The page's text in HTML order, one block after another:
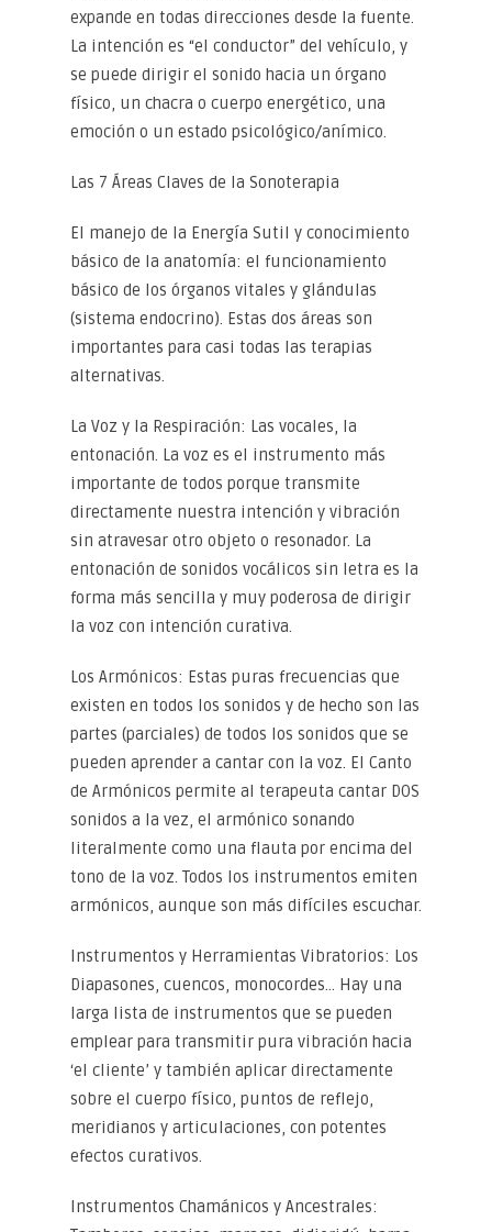
expande en todas direcciones desde la fuente.
La intención es “el conductor” del vehículo, y
se puede dirigir el sonido hacia un órgano
físico, un chacra o cuerpo energético, una
emoción o un estado psicológico/anímico.
Las 7 Áreas Claves de la Sonoterapia
El manejo de la Energía Sutil y conocimiento
básico de la anatomía: el funcionamiento
básico de los órganos vitales y glándulas
(sistema endocrino). Estas dos áreas son
importantes para casi todas las terapias
alternativas.
La Voz y la Respiración: Las vocales, la
entonación. La voz es el instrumento más
importante de todos porque transmite
directamente nuestra intención y vibración
sin atravesar otro objeto o resonador. La
entonación de sonidos vocálicos sin letra es la
forma más sencilla y muy poderosa de dirigir
la voz con intención curativa.
Los Armónicos: Estas puras frecuencias que
existen en todos los sonidos y de hecho son las
partes (parciales) de todos los sonidos que se
pueden aprender a cantar con la voz. El Canto
de Armónicos permite al terapeuta cantar DOS
sonidos a la vez, el armónico sonando
literalmente como una flauta por encima del
tono de la voz. Todos los instrumentos emiten
armónicos, aunque son más difíciles escuchar.
Instrumentos y Herramientas Vibratorios: Los
Diapasones, cuencos, monocordes… Hay una
larga lista de instrumentos que se pueden
emplear para transmitir pura vibración hacia
‘el cliente’ y también aplicar directamente
sobre el cuerpo físico, puntos de reflejo,
meridianos y articulaciones, con potentes
efectos curativos.
Instrumentos Chamánicos y Ancestrales: